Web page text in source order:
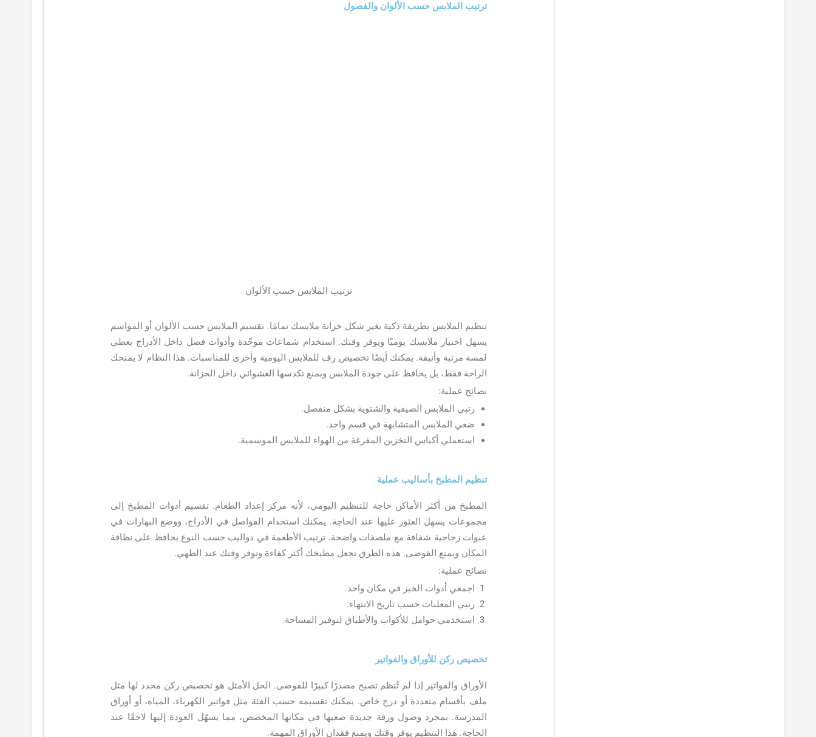
ترتيب الملابس حسب الألوان والفصول
ترتيب الملابس حسب الألوان​
تنظيم الملابس بطريقة ذكية يغير شكل خزانة ملابسك تمامًا. تقسيم الملابس حسب الألوان أو المواسم
يسهل اختيار ملابسك يوميًا ويوفر وقتك. استخدام شماعات موحّدة وأدوات فصل داخل الأدراج يعطي
لمسة مرتبة وأنيقة. يمكنك أيضًا تخصيص رف للملابس اليومية وأخرى للمناسبات. هذا النظام لا يمنحك
الراحة فقط، بل يحافظ على جودة الملابس ويمنع تكدسها العشوائي داخل الخزانة.
نصائح عملية:
رتبي الملابس الصيفية والشتوية بشكل منفصل.
ضعي الملابس المتشابهة في قسم واحد.
استعملي أكياس التخزين المفرغة من الهواء للملابس الموسمية.
تنظيم المطبخ بأساليب عملية
المطبخ من أكثر الأماكن حاجة للتنظيم اليومي، لأنه مركز إعداد الطعام. تقسيم أدوات المطبخ إلى
مجموعات يسهل العثور عليها عند الحاجة. يمكنك استخدام الفواصل في الأدراج، ووضع البهارات في
عبوات زجاجية شفافة مع ملصقات واضحة. ترتيب الأطعمة في دواليب حسب النوع يحافظ على نظافة
المكان ويمنع الفوضى. هذه الطرق تجعل مطبخك أكثر كفاءة وتوفر وقتك عند الطهي.
نصائح عملية:
اجمعي أدوات الخبز في مكان واحد.
رتبي المعلبات حسب تاريخ الانتهاء.
استخدمي حوامل للأكواب والأطباق لتوفير المساحة.
تخصيص ركن للأوراق والفواتير
الأوراق والفواتير إذا لم تُنظم تصبح مصدرًا كبيرًا للفوضى. الحل الأمثل هو تخصيص ركن محدد لها مثل
ملف بأقسام متعددة أو درج خاص. يمكنك تقسيمه حسب الفئة مثل فواتير الكهرباء، المياه، أو أوراق
المدرسة. بمجرد وصول ورقة جديدة ضعيها في مكانها المخصص، مما يسهّل العودة إليها لاحقًا عند
الحاجة. هذا التنظيم يوفر وقتك ويمنع فقدان الأوراق المهمة.